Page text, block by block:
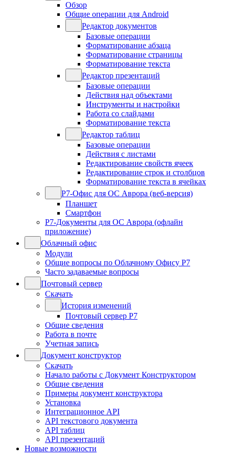
Обзор
Общие операции для Android
Редактор документов
Базовые операции
Форматирование абзаца
Форматирование страницы
Форматирование текста
Редактор презентаций
Базовые операции
Действия над объектами
Инструменты и настройки
Работа со слайдами
Форматирование текста
Редактор таблиц
Базовые операции
Действия с листами
Редактирование свойств ячеек
Редактирование строк и столбцов
Форматирование текста в ячейках
Р7-Офис для ОС Аврора (веб-версия)
Планшет
Смартфон
Р7-Документы для ОС Аврора (офлайн
приложение)
Облачный офис
Модули
Общие вопросы по Облачному Офису Р7
Часто задаваемые вопросы
Почтовый сервер
Скачать
История изменений
Почтовый сервер Р7
Общие сведения
Работа в почте
Учетная запись
Документ конструктор
Скачать
Начало работы с Документ Конструктором
Общие сведения
Примеры документ конструктора
Установка
Интеграционное API
API текстового документа
API таблиц
API презентаций
Новые возможности